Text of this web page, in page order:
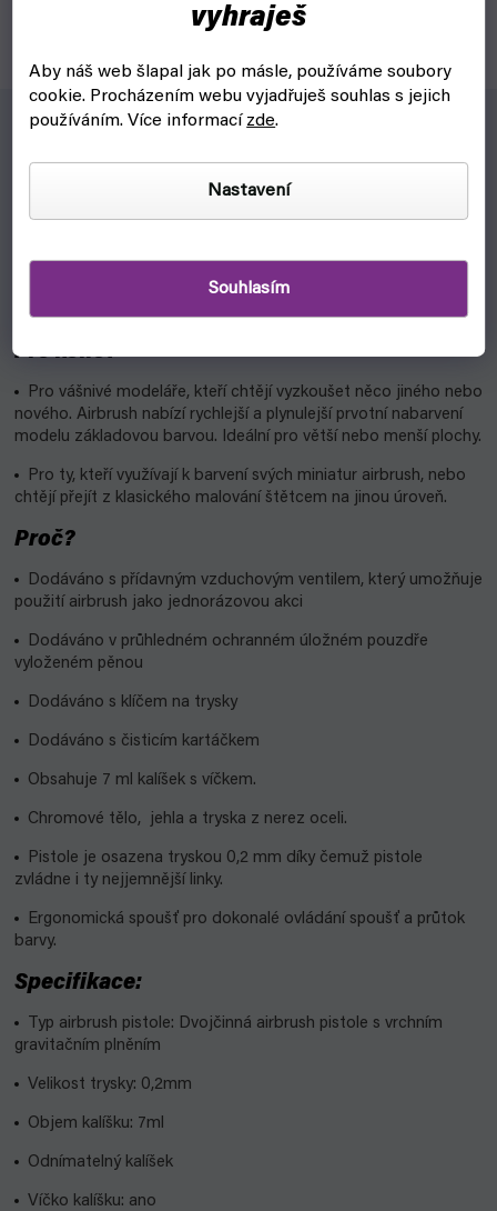
vyhraješ
Aby náš web šlapal jak po másle, používáme soubory
cookie. Procházením webu vyjadřuješ souhlas s jejich
používáním. Více informací zde.
Nastavení
Souhlasím
je ideální pro domácí práce a díky svému výkonu se hodí i...
Airbrush
Díky airbrushi je barvení miniatur plynulejší, jemnější, rychlejší
a modelářům umožňuje větší kontrolu při barvení modelů či
dioramat.
Pro koho?
Pro vášnivé modeláře, kteří chtějí vyzkoušet něco jiného nebo
nového. Airbrush nabízí rychlejší a plynulejší prvotní nabarvení
modelu základovou barvou. Ideální pro větší nebo menší plochy.
Pro ty, kteří využívají k barvení svých miniatur airbrush, nebo
chtějí přejít z klasického malování štětcem na jinou úroveň.
Proč?
Dodáváno s přídavným vzduchovým ventilem, který umožňuje
použití airbrush jako jednorázovou akci
Dodáváno v průhledném ochranném úložném pouzdře
vyloženém pěnou
Dodáváno s klíčem na trysky
Dodáváno s čisticím kartáčkem
Obsahuje 7 ml kalíšek s víčkem.
Chromové tělo, jehla a tryska z nerez oceli.
Pistole je osazena tryskou 0,2 mm díky čemuž pistole
zvládne i ty nejjemnější linky.
Ergonomická spoušť pro dokonalé ovládání spoušť a průtok
barvy.
Specifikace:
Typ airbrush pistole: Dvojčinná airbrush pistole s vrchním
gravitačním plněním
Velikost trysky: 0,2mm
Objem kalíšku: 7ml
Odnímatelný kalíšek
Víčko kalíšku: ano